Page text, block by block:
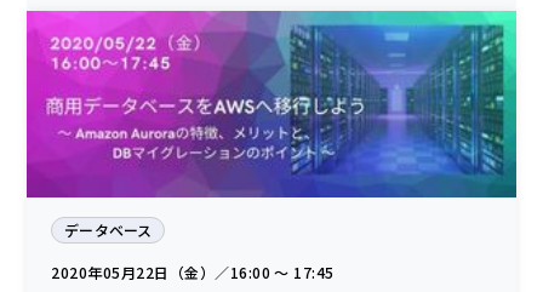
データベース
2020年05月22日（金）／16:00 〜 17:45